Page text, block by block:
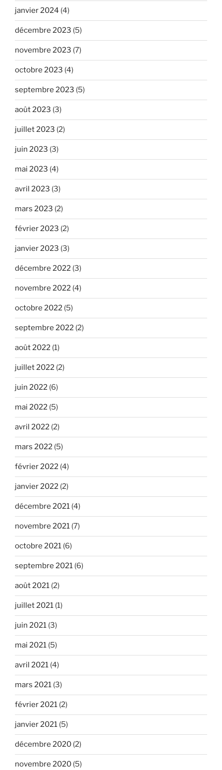
janvier 2024 (4)
décembre 2023 (5)
novembre 2023 (7)
octobre 2023 (4)
septembre 2023 (5)
août 2023 (3)
juillet 2023 (2)
juin 2023 (3)
mai 2023 (4)
avril 2023 (3)
mars 2023 (2)
février 2023 (2)
janvier 2023 (3)
décembre 2022 (3)
novembre 2022 (4)
octobre 2022 (5)
septembre 2022 (2)
août 2022 (1)
juillet 2022 (2)
juin 2022 (6)
mai 2022 (5)
avril 2022 (2)
mars 2022 (5)
février 2022 (4)
janvier 2022 (2)
décembre 2021 (4)
novembre 2021 (7)
octobre 2021 (6)
septembre 2021 (6)
août 2021 (2)
juillet 2021 (1)
juin 2021 (3)
mai 2021 (5)
avril 2021 (4)
mars 2021 (3)
février 2021 (2)
janvier 2021 (5)
décembre 2020 (2)
novembre 2020 (5)